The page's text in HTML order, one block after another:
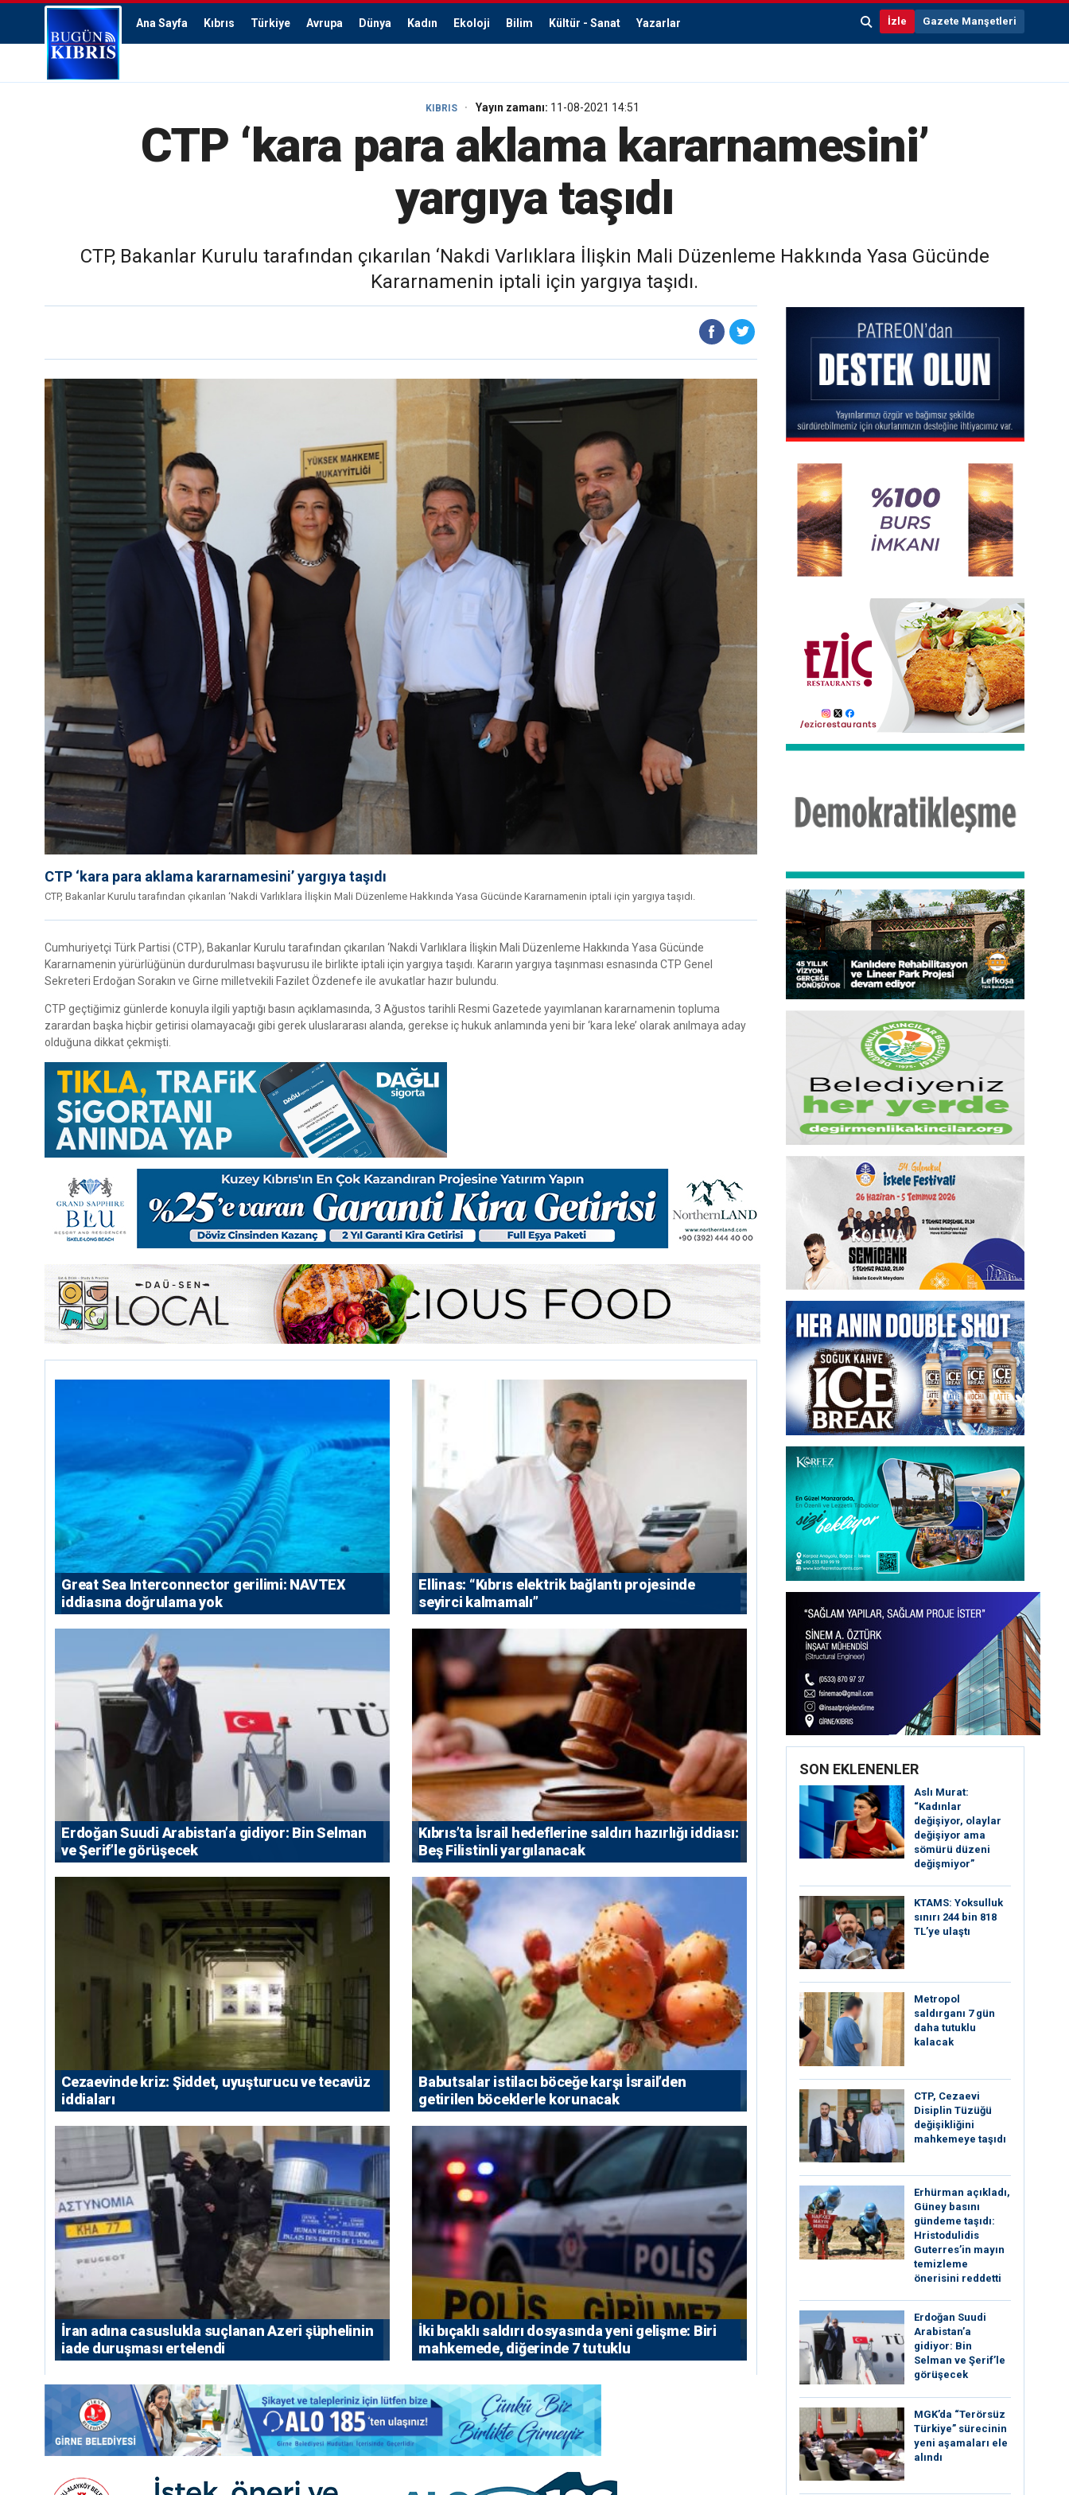
Ana Sayfa Kıbrıs Türkiye Avrupa Dünya Kadın Ekoloji Bilim Kültür - Sanat Yazarlar İzle Gazete Manşetleri
KIBRIS Yayın zamanı: 11-08-2021 14:51
CTP ‘kara para aklama kararnamesini’
yargıya taşıdı
CTP, Bakanlar Kurulu tarafından çıkarılan ‘Nakdi Varlıklara İlişkin Mali Düzenleme Hakkında Yasa Gücünde
Kararnamenin iptali için yargıya taşıdı.
CTP ‘kara para aklama kararnamesini’ yargıya taşıdı
CTP, Bakanlar Kurulu tarafından çıkarılan ‘Nakdi Varlıklara İlişkin Mali Düzenleme Hakkında Yasa Gücünde Kararnamenin iptali için yargıya taşıdı.
Cumhuriyetçi Türk Partisi (CTP), Bakanlar Kurulu tarafından çıkarılan ‘Nakdi Varlıklara İlişkin Mali Düzenleme Hakkında Yasa Gücünde
Kararnamenin yürürlüğünün durdurulması başvurusu ile birlikte iptali için yargıya taşıdı. Kararın yargıya taşınması esnasında CTP Genel
Sekreteri Erdoğan Sorakın ve Girne milletvekili Fazilet Özdenefe ile avukatlar hazır bulundu.
CTP geçtiğimiz günlerde konuyla ilgili yaptığı basın açıklamasında, 3 Ağustos tarihli Resmi Gazetede yayımlanan kararnamenin topluma
zarardan başka hiçbir getirisi olamayacağı gibi gerek uluslararası alanda, gerekse iç hukuk anlamında yeni bir ‘kara leke’ olarak anılmaya aday
olduğuna dikkat çekmişti.
Great Sea Interconnector gerilimi: NAVTEX
iddiasına doğrulama yok
Ellinas: “Kıbrıs elektrik bağlantı projesinde
seyirci kalmamalı”
Erdoğan Suudi Arabistan’a gidiyor: Bin Selman
ve Şerif’le görüşecek
Kıbrıs’ta İsrail hedeflerine saldırı hazırlığı iddiası:
Beş Filistinli yargılanacak
Cezaevinde kriz: Şiddet, uyuşturucu ve tecavüz
iddiaları
Babutsalar istilacı böceğe karşı İsrail’den
getirilen böceklerle korunacak
İran adına casuslukla suçlanan Azeri şüphelinin
iade duruşması ertelendi
İki bıçaklı saldırı dosyasında yeni gelişme: Biri
mahkemede, diğerinde 7 tutuklu
SON EKLENENLER
Aslı Murat:
“Kadınlar
değişiyor, olaylar
değişiyor ama
sömürü düzeni
değişmiyor”
KTAMS: Yoksulluk
sınırı 244 bin 818
TL’ye ulaştı
Metropol
saldırganı 7 gün
daha tutuklu
kalacak
CTP, Cezaevi
Disiplin Tüzüğü
değişikliğini
mahkemeye taşıdı
Erhürman açıkladı,
Güney basını
gündeme taşıdı:
Hristodulidis
Guterres’in mayın
temizleme
önerisini reddetti
Erdoğan Suudi
Arabistan’a
gidiyor: Bin
Selman ve Şerif’le
görüşecek
MGK’da “Terörsüz
Türkiye” sürecinin
yeni aşamaları ele
alındı